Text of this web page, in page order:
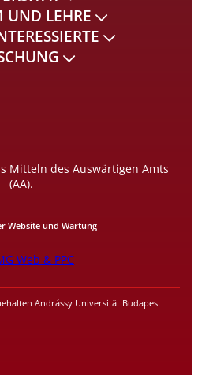
UND LEHRE
Mitteln des Auswärtigen Amts
(AA).
Andrássy Universität Budapest
Website und Wartung